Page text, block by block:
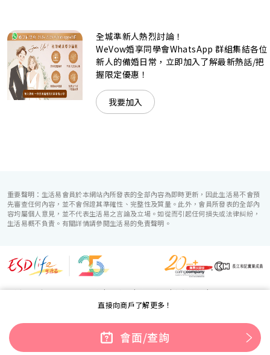
準新人的個性及預算﹔保證為您打造夢寐以求的特別日子，令
賓客永誌難忘！
全城準新人熱烈討論！
WeVow婚享同學會WhatsApp 群組集結各位
新人的備婚日常，立即加入了解最新熱話/把
握限定優惠！
我要加入
直接向商戶了解更多！
會面/查詢
重要聲明：生活易會員於本網站內所發表的全部內容為即時更新，因此生活易不會預
先審查任何內容，並不會保證其準確性、完整性及質量。此外，會員所發表的全部內
容均屬個人意見，並不代表生活易之言論及立場。如從而引起任何損失或法律糾紛，
生活易概不負責。有關詳情請參閱生活易的免責聲明。
生活易服務範圍 ：電子商貿|IT 方案|廣告宣傳|新婚導航|
© ESD Services Limited 2000-2026